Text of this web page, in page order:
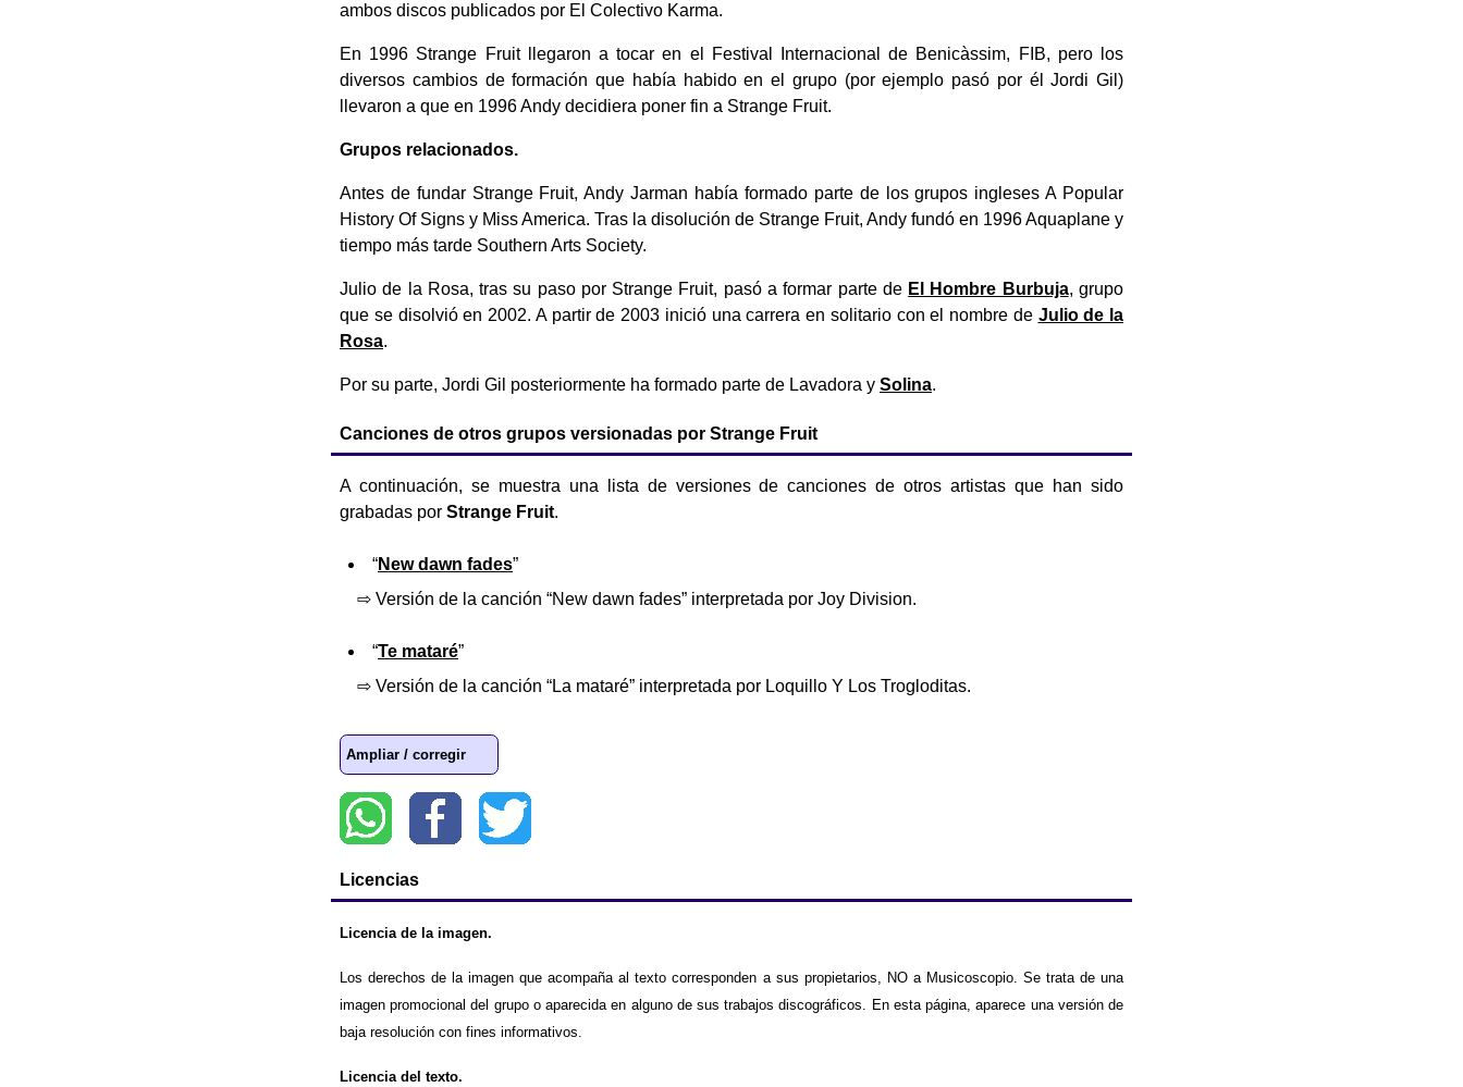
ambos discos publicados por El Colectivo Karma.
En 1996 Strange Fruit llegaron a tocar en el Festival Internacional de Benicàssim, FIB, pero los
diversos cambios de formación que había habido en el grupo (por ejemplo pasó por él Jordi Gil)
llevaron a que en 1996 Andy decidiera poner fin a Strange Fruit.
Grupos relacionados.
Antes de fundar Strange Fruit, Andy Jarman había formado parte de los grupos ingleses A Popular
History Of Signs y Miss America. Tras la disolución de Strange Fruit, Andy fundó en 1996 Aquaplane y
tiempo más tarde Southern Arts Society.
Julio de la Rosa, tras su paso por Strange Fruit, pasó a formar parte de El Hombre Burbuja, grupo
que se disolvió en 2002. A partir de 2003 inició una carrera en solitario con el nombre de Julio de la
Rosa.
Por su parte, Jordi Gil posteriormente ha formado parte de Lavadora y Solina.
Canciones de otros grupos versionadas por Strange Fruit
A continuación, se muestra una lista de versiones de canciones de otros artistas que han sido
grabadas por Strange Fruit.
“New dawn fades”
⇨ Versión de la canción “New dawn fades” interpretada por Joy Division.
“Te mataré”
⇨ Versión de la canción “La mataré” interpretada por Loquillo Y Los Trogloditas.
Ampliar / corregir
Licencias
Licencia de la imagen.
Los derechos de la imagen que acompaña al texto corresponden a sus propietarios, NO a Musicoscopio. Se trata de una
imagen promocional del grupo o aparecida en alguno de sus trabajos discográficos. En esta página, aparece una versión de
baja resolución con fines informativos.
Licencia del texto.